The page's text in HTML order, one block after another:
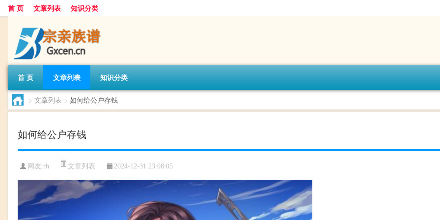
首 页 文章列表 知识分类
首 页 文章列表 知识分类
> 文章列表 > 如何给公户存钱
如何给公户存钱
网友:rh 文章列表 2024-12-31 23:08:05